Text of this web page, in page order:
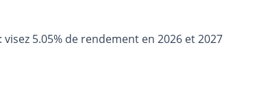
visez 5.05% de rendement en 2026 et 2027